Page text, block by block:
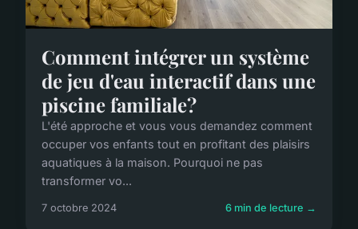
Comment intégrer un système
de jeu d'eau interactif dans une
piscine familiale?
L'été approche et vous vous demandez comment
occuper vos enfants tout en profitant des plaisirs
aquatiques à la maison. Pourquoi ne pas
transformer vo...
7 octobre 2024 6 min de lecture →